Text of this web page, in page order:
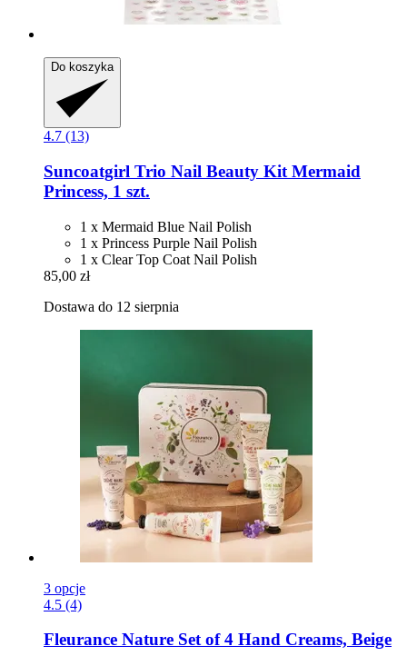
Do koszyka
4.7 (13)
Suncoatgirl Trio Nail Beauty Kit Mermaid
Princess, 1 szt.
1 x Mermaid Blue Nail Polish
1 x Princess Purple Nail Polish
1 x Clear Top Coat Nail Polish
85,00 zł
Dostawa do 12 sierpnia
3 opcje
4.5 (4)
Fleurance Nature Set of 4 Hand Creams, Beige